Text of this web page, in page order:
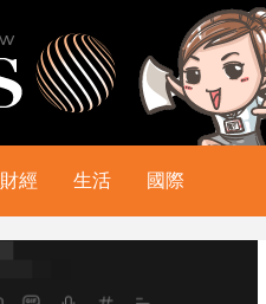
財經 生活 國際